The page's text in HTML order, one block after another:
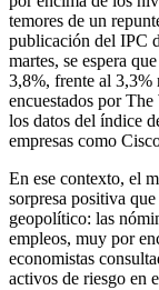
temores de un
publicación del IPC
martes, se espera
3,8%, frente al 3,3%
encuestados por
los datos del índice
empresas como
En ese contexto, el
sorpresa positiva
geopolítico: las
empleos, muy por
economistas
activos de riesgo en